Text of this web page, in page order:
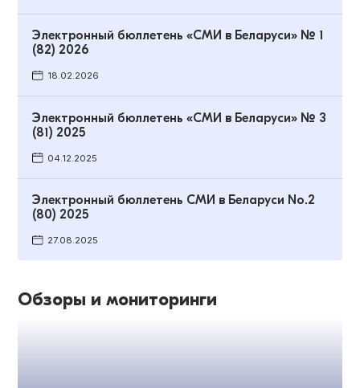
Электронный бюллетень «СМИ в Беларуси» № 1
(82) 2026
18.02.2026
Электронный бюллетень «СМИ в Беларуси» № 3
(81) 2025
04.12.2025
Электронный бюллетень СМИ в Беларуси No.2
(80) 2025
27.08.2025
Обзоры и мониторинги